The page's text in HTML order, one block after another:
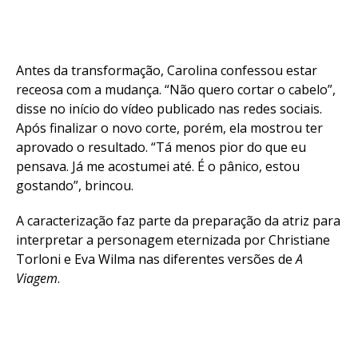
Antes da transformação, Carolina confessou estar
receosa com a mudança. “Não quero cortar o cabelo”,
disse no início do vídeo publicado nas redes sociais.
Após finalizar o novo corte, porém, ela mostrou ter
aprovado o resultado. “Tá menos pior do que eu
pensava. Já me acostumei até. É o pânico, estou
gostando”, brincou.
A caracterização faz parte da preparação da atriz para
interpretar a personagem eternizada por Christiane
Torloni e Eva Wilma nas diferentes versões deA
Viagem.